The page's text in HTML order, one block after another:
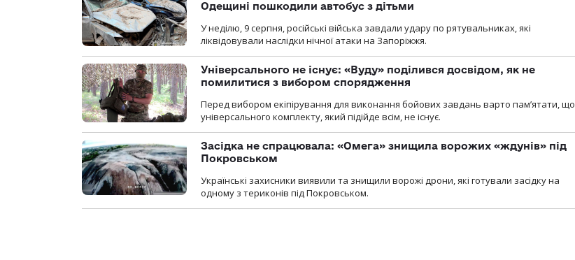
Одещині пошкодили автобус з дітьми
У неділю, 9 серпня, російські війська завдали удару по рятувальниках, які
ліквідовували наслідки нічної атаки на Запоріжжя.
Універсального не існує: «Вуду» поділився досвідом, як не
помилитися з вибором спорядження
Перед вибором екіпірування для виконання бойових завдань варто пам’ятати, що
універсального комплекту, який підійде всім, не існує.
Засідка не спрацювала: «Омега» знищила ворожих «ждунів» під
Покровськом
Українські захисники виявили та знищили ворожі дрони, які готували засідку на
одному з териконів під Покровськом.